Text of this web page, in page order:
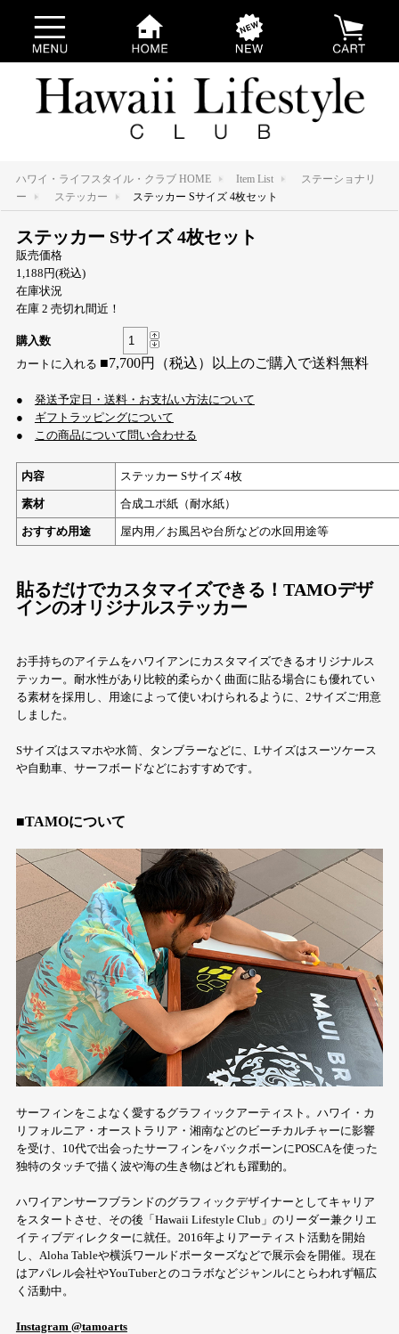
ハワイ・ライフスタイル・クラブ HOME Item List
ステーショナリ
ー
ステッカー ステッカー Sサイズ 4枚セット
ステッカー Sサイズ 4枚セット
販売価格
1,188円(税込)
在庫状況
在庫 2 売切れ間近！
購入数
■7,700円（税込）以上のご購入で送料無料
● 発送予定日・送料・お支払い方法について
● ギフトラッピングについて
●
この商品について問い合わせる
内容 ステッカー Sサイズ 4枚
素材 合成ユポ紙（耐水紙）
おすすめ用途 屋内用／お風呂や台所などの水回用途等
貼るだけでカスタマイズできる！TAMOデザ
インのオリジナルステッカー
お手持ちのアイテムをハワイアンにカスタマイズできるオリジナルス
テッカー。耐水性があり比較的柔らかく曲面に貼る場合にも優れてい
る素材を採用し、用途によって使いわけられるように、2サイズご用意
しました。
Sサイズはスマホや水筒、タンブラーなどに、Lサイズはスーツケース
や自動車、サーフボードなどにおすすめです。
■TAMOについて
サーフィンをこよなく愛するグラフィックアーティスト。ハワイ・カ
リフォルニア・オーストラリア・湘南などのビーチカルチャーに影響
を受け、10代で出会ったサーフィンをバックボーンにPOSCAを使った
独特のタッチで描く波や海の生き物はどれも躍動的。
ハワイアンサーフブランドのグラフィックデザイナーとしてキャリア
をスタートさせ、その後「Hawaii Lifestyle Club」のリーダー兼クリエ
イティブディレクターに就任。2016年よりアーティスト活動を開始
し、Aloha Tableや横浜ワールドポーターズなどで展示会を開催。現在
はアパレル会社やYouTuberとのコラボなどジャンルにとらわれず幅広
く活動中。
Instagram @tamoarts